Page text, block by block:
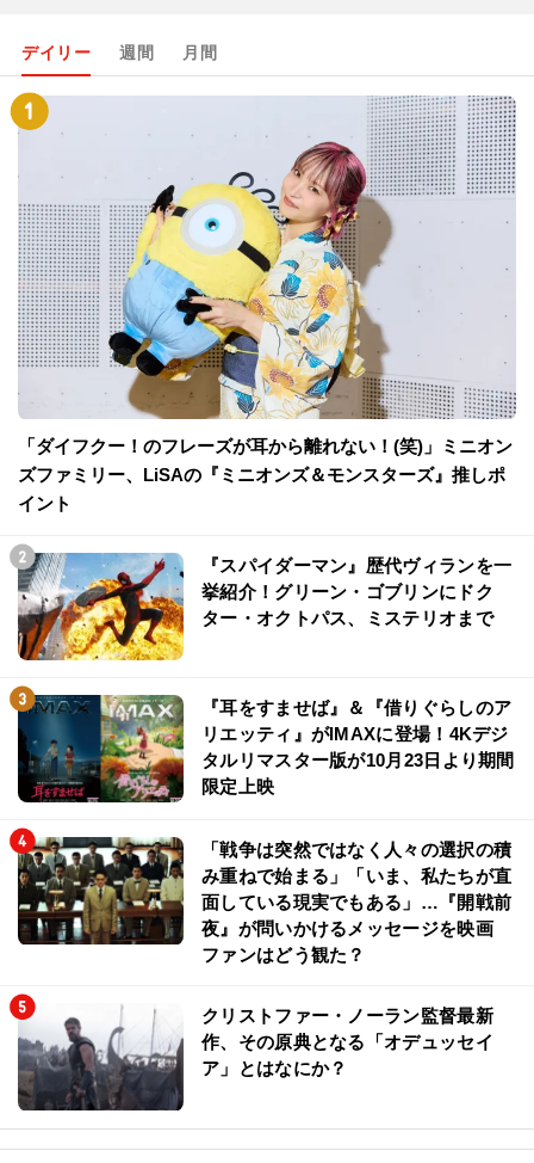
デイリー 週間 月間
「ダイフクー！のフレーズが耳から離れない！(笑)」ミニオン
ズファミリー、LiSAの『ミニオンズ＆モンスターズ』推しポ
イント
『スパイダーマン』歴代ヴィランを一
挙紹介！グリーン・ゴブリンにドク
ター・オクトパス、ミステリオまで
『耳をすませば』＆『借りぐらしのア
リエッティ』がIMAXに登場！4Kデジ
タルリマスター版が10月23日より期間
限定上映
「戦争は突然ではなく人々の選択の積
み重ねで始まる」「いま、私たちが直
面している現実でもある」…『開戦前
夜』が問いかけるメッセージを映画
ファンはどう観た？
クリストファー・ノーラン監督最新
作、その原典となる「オデュッセイ
ア」とはなにか？